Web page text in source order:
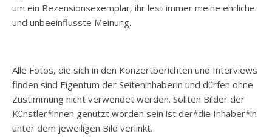
um ein Rezensionsexemplar, ihr lest immer meine ehrliche
und unbeeinflusste Meinung.
Alle Fotos, die sich in den Konzertberichten und Interviews
finden sind Eigentum der Seiteninhaberin und dürfen ohne
Zustimmung nicht verwendet werden. Sollten Bilder der
Künstler*innen genutzt worden sein ist der*die Inhaber*in
unter dem jeweiligen Bild verlinkt.